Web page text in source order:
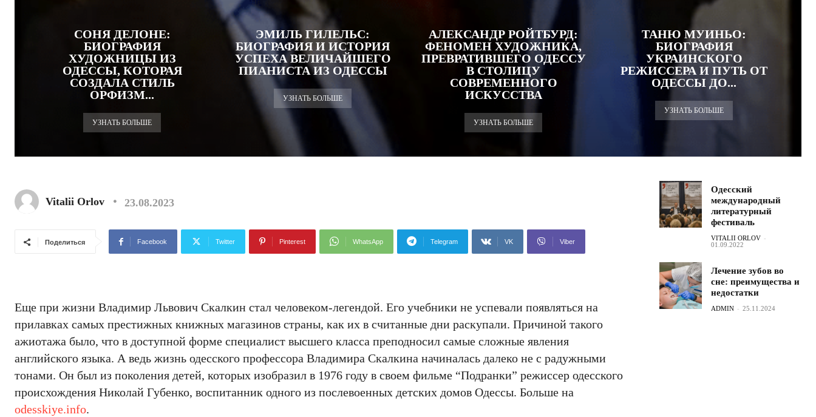
СОНЯ ДЕЛОНЕ:
БИОГРАФИЯ
ХУДОЖНИЦЫ ИЗ
ОДЕССЫ, КОТОРАЯ
СОЗДАЛА СТИЛЬ
ОРФИЗМ...
УЗНАТЬ БОЛЬШЕ
ЭМИЛЬ ГИЛЕЛЬС:
БИОГРАФИЯ И ИСТОРИЯ
УСПЕХА ВЕЛИЧАЙШЕГО
ПИАНИСТА ИЗ ОДЕССЫ
УЗНАТЬ БОЛЬШЕ
АЛЕКСАНДР РОЙТБУРД:
ФЕНОМЕН ХУДОЖНИКА,
ПРЕВРАТИВШЕГО ОДЕССУ
В СТОЛИЦУ
СОВРЕМЕННОГО
ИСКУССТВА
УЗНАТЬ БОЛЬШЕ
ТАНЮ МУИНЬО:
БИОГРАФИЯ
УКРАИНСКОГО
РЕЖИССЕРА И ПУТЬ ОТ
ОДЕССЫ ДО...
УЗНАТЬ БОЛЬШЕ
Vitalii Orlov 23.08.2023
Поделиться Facebook Twitter Pinterest WhatsApp Telegram VK Viber
Еще при жизни Владимир Львович Скалкин стал человеком-легендой. Его учебники не успевали появляться на
прилавках самых престижных книжных магазинов страны, как их в считанные дни раскупали. Причиной такого
ажиотажа было, что в доступной форме специалист высшего класса преподносил самые сложные явления
английского языка. А ведь жизнь одесского профессора Владимира Скалкина начиналась далеко не с радужными
тонами. Он был из поколения детей, которых изобразил в 1976 году в своем фильме “Подранки” режиссер одесского
происхождения Николай Губенко, воспитанник одного из послевоенных детских домов Одессы. Больше на
odesskiye.info.
Одесский
международный
литературный
фестиваль
VITALII ORLOV -
01.09.2022
Лечение зубов во
сне: преимущества и
недостатки
ADMIN - 25.11.2024